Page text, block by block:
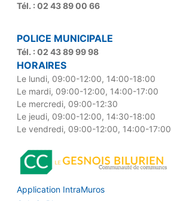
Tél. : 02 43 89 00 66
POLICE MUNICIPALE
Tél. : 02 43 89 99 98
HORAIRES
Le lundi, 09:00-12:00, 14:00-18:00
Le mardi, 09:00-12:00, 14:00-17:00
Le mercredi, 09:00-12:30
Le jeudi, 09:00-12:00, 14:30-18:00
Le vendredi, 09:00-12:00, 14:00-17:00
Application IntraMuros